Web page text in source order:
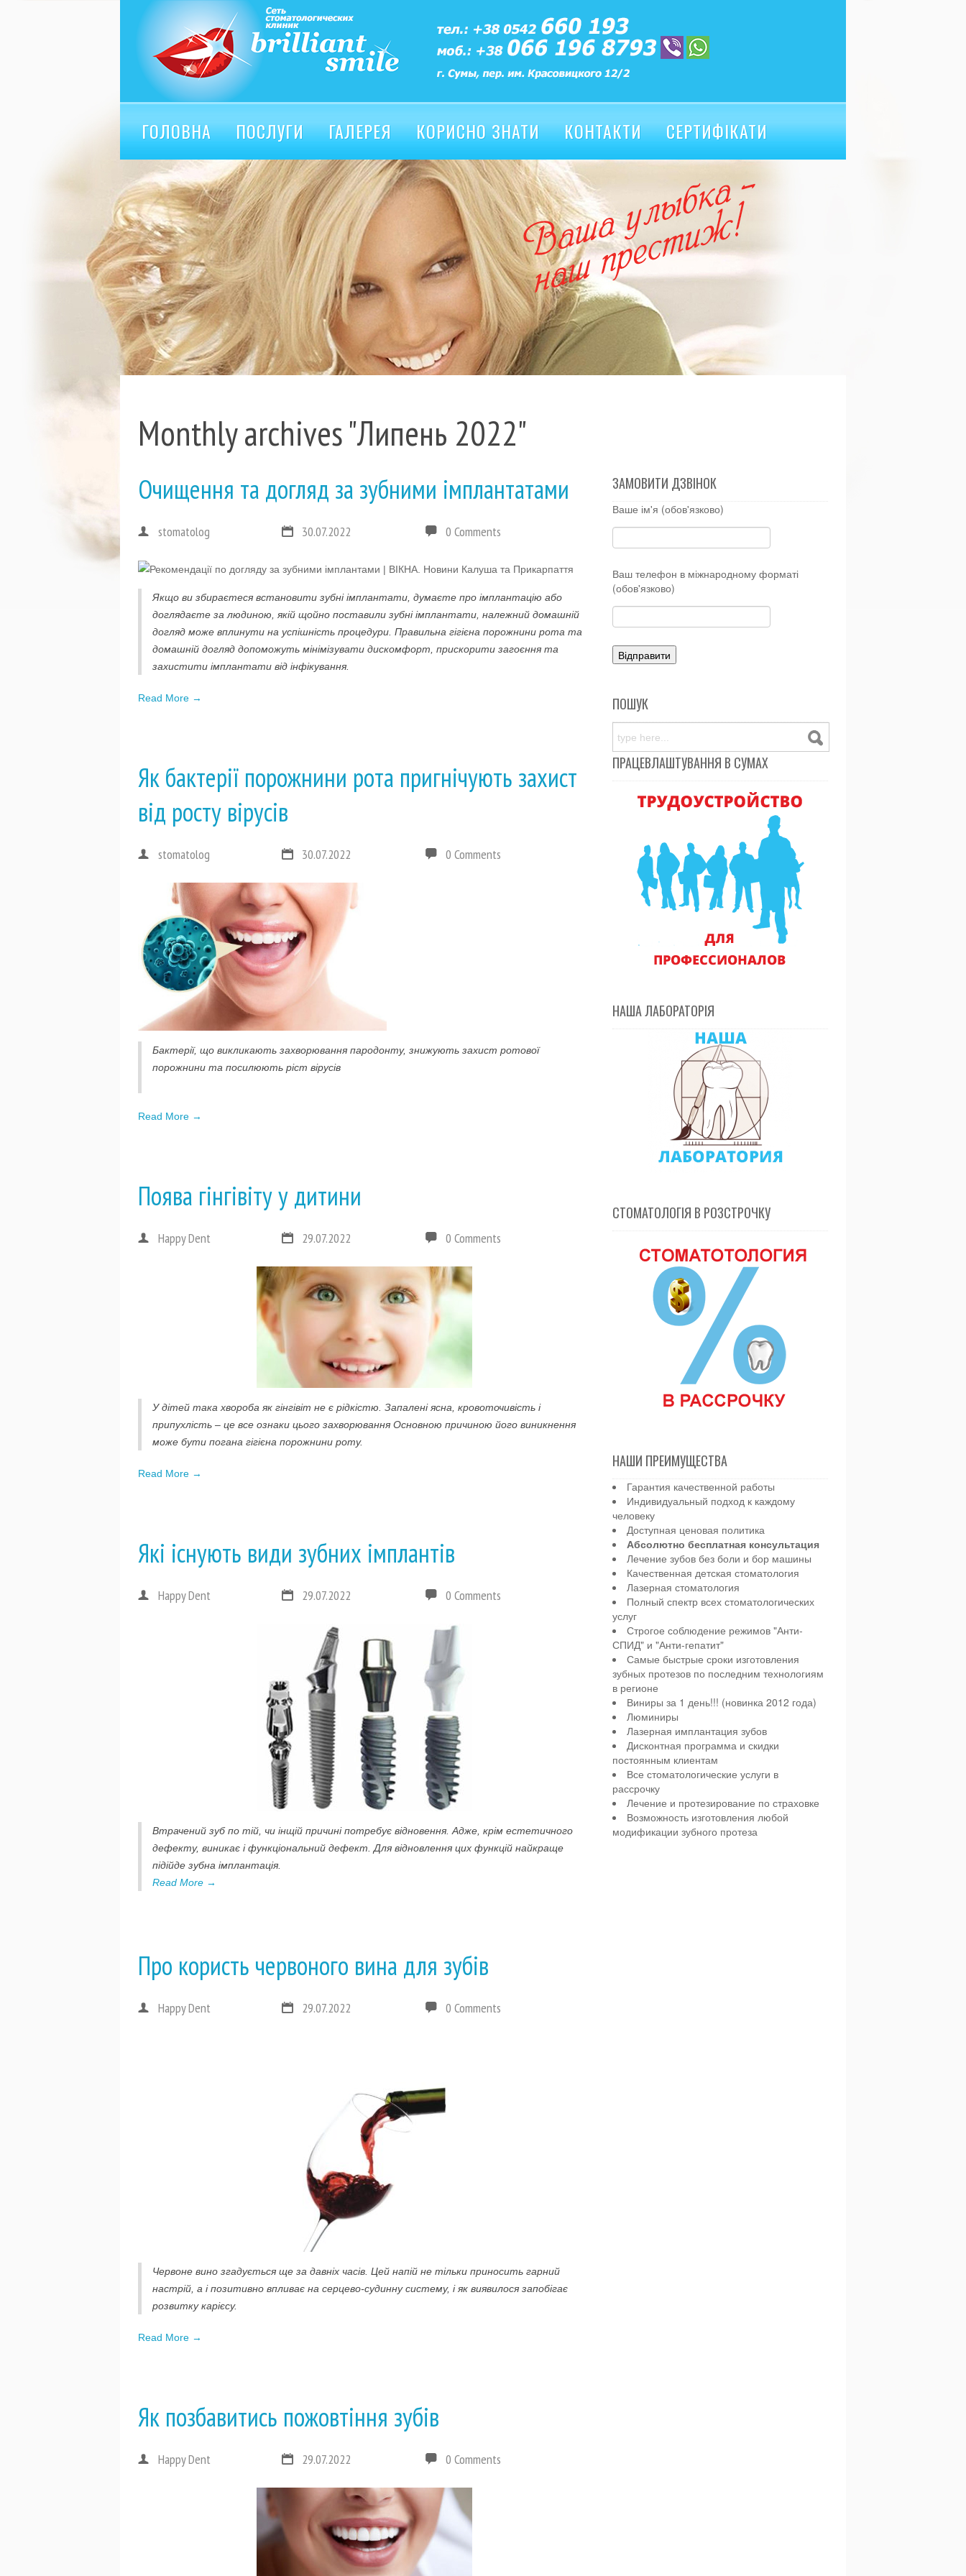
ГОЛОВНА ПОСЛУГИ ГАЛЕРЕЯ КОРИСНО ЗНАТИ КОНТАКТИ
СЕРТИФІКАТИ
ВІДГУКИ
Monthly archives "Липень 2022"
Очищення та догляд за зубними імплантатами
stomatolog 30.07.2022 0 Comments
Якщо ви збираєтеся встановити зубні імплантати, думаєте про імплантацію або
доглядаєте за людиною, якій щойно поставили зубні імплантати, належний домашній
догляд може вплинути на успішність процедури. Правильна гігієна порожнини рота та
домашній догляд допоможуть мінімізувати дискомфорт, прискорити загоєння та
захистити імплантати від інфікування.
Read More →
Як бактерії порожнини рота пригнічують захист
від росту вірусів
stomatolog 30.07.2022 0 Comments
Бактерії, що викликають захворювання пародонту, знижують захист ротової
порожнини та посилюють ріст вірусів
Read More →
Поява гінгівіту у дитини
Happy Dent 29.07.2022 0 Comments
У дітей така хвороба як гінгівіт не є рідкістю. Запалені ясна, кровоточивість і
припухлість – це все ознаки цього захворювання Основною причиною його виникнення
може бути погана гігієна порожнини роту.
Read More →
Які існують види зубних імплантів
Happy Dent 29.07.2022 0 Comments
Втрачений зуб по тій, чи інщій причині потребує відновення. Адже, крім естетичного
дефекту, виникає і функціональний дефект. Для відновлення цих функцій найкраще
підійде зубна імплантація.
Read More →
Про користь червоного вина для зубів
Happy Dent 29.07.2022 0 Comments
Червоне вино згадується ще за давніх часів. Цей напій не тільки приносить гарний
настрій, а і позитивно впливає на серцево-судинну систему, і як виявилося запобігає
розвитку карієсу.
Read More →
Як позбавитись пожовтіння зубів
Happy Dent 29.07.2022 0 Comments
ЗАМОВИТИ ДЗВІНОК
Ваше ім'я (обов'язково)
Ваш телефон в міжнародному форматі
(обов'язково)
ПОШУК
ПРАЦЕВЛАШТУВАННЯ В СУМАХ
НАША ЛАБОРАТОРІЯ
СТОМАТОЛОГІЯ В РОЗСТРОЧКУ
НАШИ ПРЕИМУЩЕСТВА
Гарантия качественной работы
Индивидуальный подход к каждому
человеку
Доступная ценовая политика
Абсолютно бесплатная консультация
Лечение зубов без боли и бор машины
Качественная детская стоматология
Лазерная стоматология
Полный спектр всех стоматологических
услуг
Строгое соблюдение режимов "Анти-
СПИД" и "Анти-гепатит"
Самые быстрые сроки изготовления
зубных протезов по последним технологиям
в регионе
Виниры за 1 день!!! (новинка 2012 года)
Люминиры
Лазерная имплантация зубов
Дисконтная программа и скидки
постоянным клиентам
Все стоматологические услуги в
рассрочку
Лечение и протезирование по страховке
Возможность изготовления любой
модификации зубного протеза